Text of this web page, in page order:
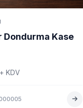
Dondurma Kase
+ KDV